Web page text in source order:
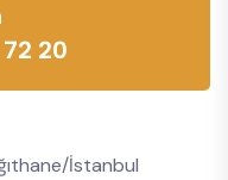
20
İstanbul